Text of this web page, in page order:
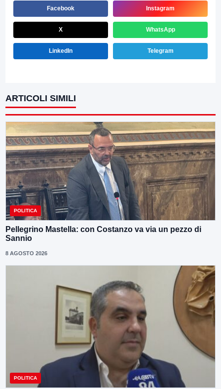
Facebook Instagram
X WhatsApp
LinkedIn Telegram
ARTICOLI SIMILI
POLITICA
Pellegrino Mastella: con Costanzo va via un pezzo di
Sannio
8 AGOSTO 2026
POLITICA